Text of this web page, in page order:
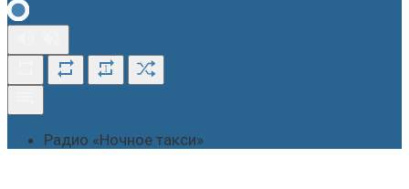
1
Радио «Ночное такси»